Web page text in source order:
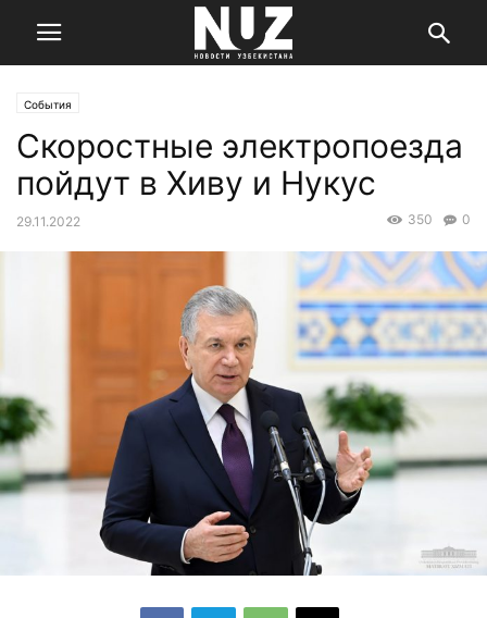
События
Скоростные электропоезда
пойдут в Хиву и Нукус
29.11.2022 0
350